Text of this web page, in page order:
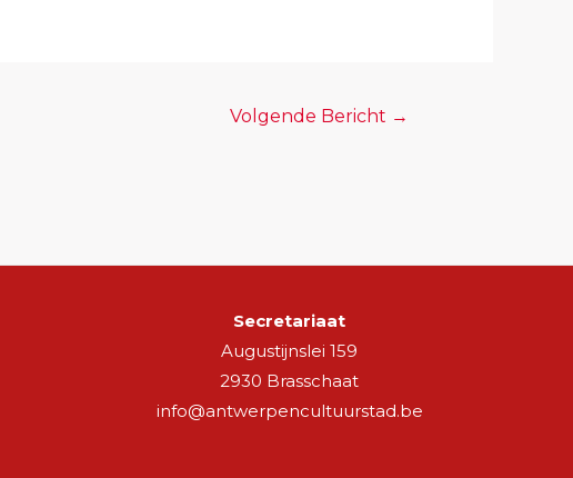
Volgende Bericht →
Secretariaat
Augustijnslei 159
2930 Brasschaat
info@antwerpencultuurstad.be